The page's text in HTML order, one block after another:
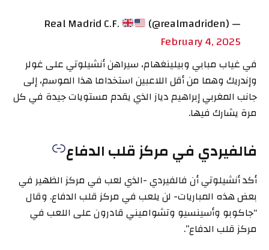
— Real Madrid C.F.
(@realmadriden)
February 4, 2025
في غياب مبابي وبيلينغهام، سيراهن أنشيلوتي على غولر
وإندريك وهما من أقل اللاعبين استخداما هذا الموسم، إلى
جانب المغربي إبراهيم دياز الذي يقدم مستويات جيدة في كل
مرة يشارك فيها.
فالفيردي في مركز قلب الدفاع
أكد أنشيلوتي أن فالفيردي -الذي لعب في مركز الظهير في
بعض هذه المباريات- لن يلعب في مركز قلب الدفاع. وقال
“جاكوبو وأسينسيو وتشواميني قادرون على اللعب في
مركز قلب الدفاع”.